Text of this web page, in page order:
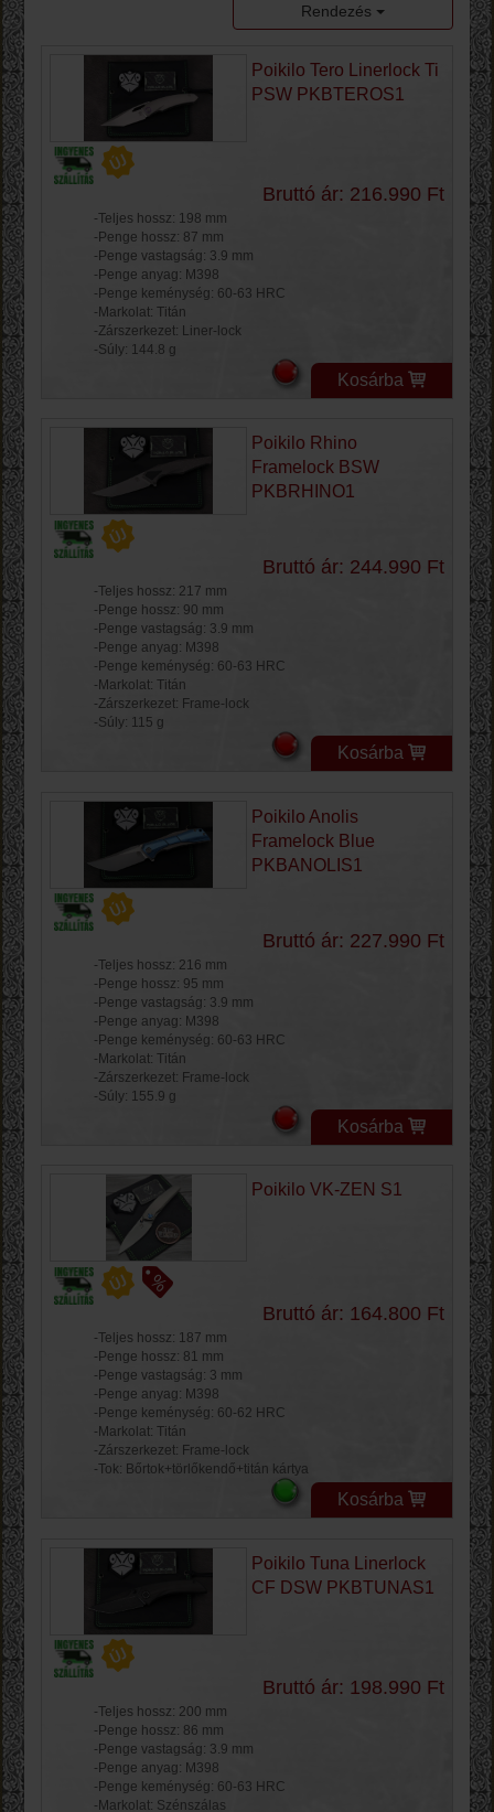
Rendezés
Poikilo Tero Linerlock Ti
PSW PKBTEROS1
Bruttó ár: 216.990 Ft
-Teljes hossz: 198 mm
-Penge hossz: 87 mm
-Penge vastagság: 3.9 mm
-Penge anyag: M398
-Penge keménység: 60-63 HRC
-Markolat: Titán
-Zárszerkezet: Liner-lock
-Súly: 144.8 g
Kosárba
Poikilo Rhino
Framelock BSW
PKBRHINO1
Bruttó ár: 244.990 Ft
-Teljes hossz: 217 mm
-Penge hossz: 90 mm
-Penge vastagság: 3.9 mm
-Penge anyag: M398
-Penge keménység: 60-63 HRC
-Markolat: Titán
-Zárszerkezet: Frame-lock
-Súly: 115 g
Kosárba
Poikilo Anolis
Framelock Blue
PKBANOLIS1
Bruttó ár: 227.990 Ft
-Teljes hossz: 216 mm
-Penge hossz: 95 mm
-Penge vastagság: 3.9 mm
-Penge anyag: M398
-Penge keménység: 60-63 HRC
-Markolat: Titán
-Zárszerkezet: Frame-lock
-Súly: 155.9 g
Kosárba
Poikilo VK-ZEN S1
Bruttó ár: 164.800 Ft
-Teljes hossz: 187 mm
-Penge hossz: 81 mm
-Penge vastagság: 3 mm
-Penge anyag: M398
-Penge keménység: 60-62 HRC
-Markolat: Titán
-Zárszerkezet: Frame-lock
-Tok: Bőrtok+törlőkendő+titán kártya
Kosárba
Poikilo Tuna Linerlock
CF DSW PKBTUNAS1
Bruttó ár: 198.990 Ft
-Teljes hossz: 200 mm
-Penge hossz: 86 mm
-Penge vastagság: 3.9 mm
-Penge anyag: M398
-Penge keménység: 60-63 HRC
-Markolat: Szénszálas